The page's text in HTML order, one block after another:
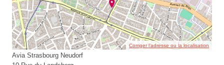
Corriger l’adresse ou la localisation
Avia Strasbourg Neudorf